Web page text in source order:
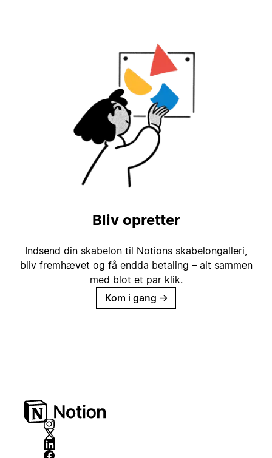
Bliv opretter
Indsend din skabelon til Notions skabelongalleri,
bliv fremhævet og få endda betaling – alt sammen
med blot et par klik.
Kom i gang →